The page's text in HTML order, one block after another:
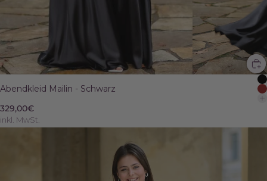
Abendkleid Mailin - Schwarz
329,00€
inkl. MwSt.